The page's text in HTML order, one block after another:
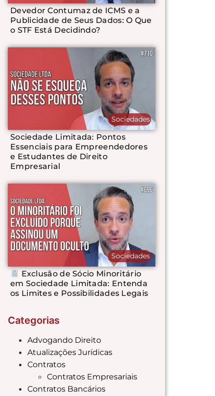
Devedor Contumaz de ICMS e a
Publicidade de Seus Dados: O Que
o STF Está Decidindo?
Sociedades
Sociedade Limitada: Pontos
Essenciais para Empreendedores
e Estudantes de Direito
Empresarial
Sociedades
Exclusão de Sócio Minoritário
em Sociedade Limitada: Entenda
os Limites e Possibilidades Legais
Categorias
Advogando Direito
Atualizações Jurídicas
Contratos
Contratos Empresariais
Contratos Bancários